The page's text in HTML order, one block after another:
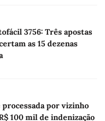
3756: Três apostas
as 15 dezenas
processada por vizinho
100 mil de indenização